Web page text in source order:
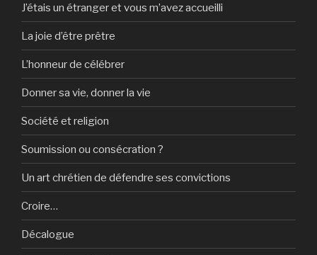
J’étais un étranger et vous m’avez accueilli
La joie d’être prêtre
L’honneur de célébrer
Donner sa vie, donner la vie
Société et religion
Soumission ou consécration ?
Un art chrétien de défendre ses convictions
Croire…
Décalogue